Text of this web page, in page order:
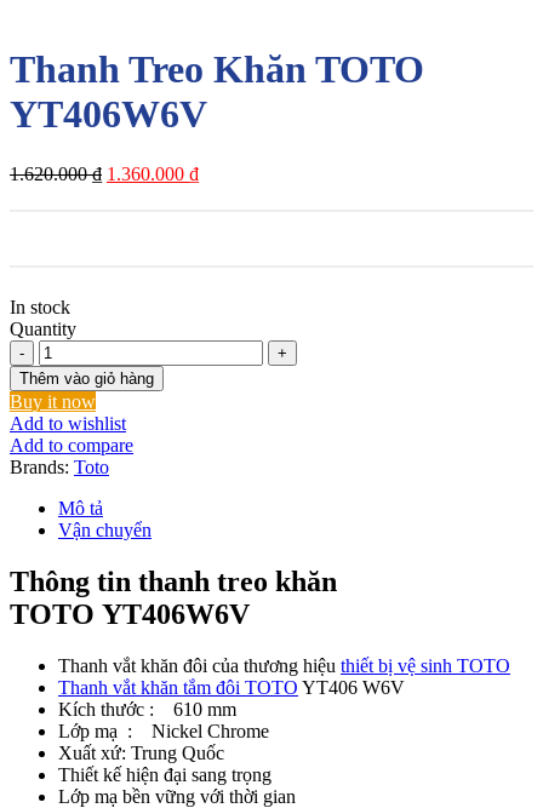
Thanh Treo Khăn TOTO
YT406W6V
1.620.000₫ Giá
1.360.000 ₫Giá
In stock
Quantity
Thanh
Treo
Khăn
TOTO
YT406W6V
số
lượng
Thêm vào giỏ hàng
Buy it now
Add to wishlist
Add to compare
Brands: Toto
Mô tả
Vận chuyển
Thông tin thanh treo khăn
TOTO YT406W6V
Thanh vắt khăn đôi của thương hiệu thiết bị vệ sinh TOTO
Thanh vắt khăn tắm đôi TOTO YT406 W6V
Kích thước : 610 mm
Lớp mạ : Nickel Chrome
Xuất xứ: Trung Quốc
Thiết kế hiện đại sang trọng
Lớp mạ bền vững với thời gian